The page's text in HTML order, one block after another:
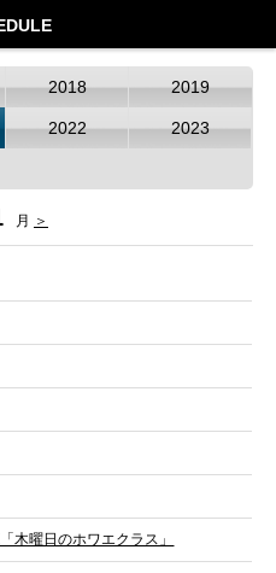
2018 2019
2022 2023
月 ＞
木曜日のホワエクラス」